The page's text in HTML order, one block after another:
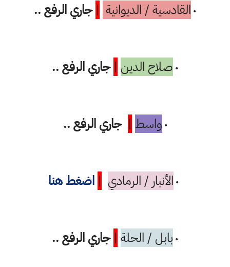
• القادسية / الديوانية | جاري الرفع ..
• صلاح الدين | جاري الرفع ..
• واسط | جاري الرفع ..
• الأنبار / الرمادي | اضغط هنا
• بابل / الحلة | جاري الرفع ..